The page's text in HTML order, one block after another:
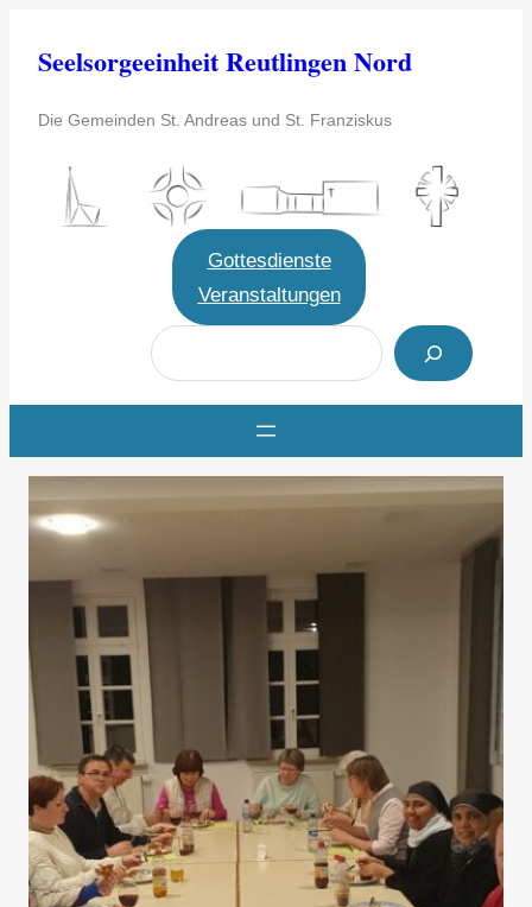
InhaltSeelsorgeeinheit Reutlingen Nord
Die Gemeinden St. Andreas und St. Franziskus
Gottesdienste
Veranstaltungen
S
u
c
e